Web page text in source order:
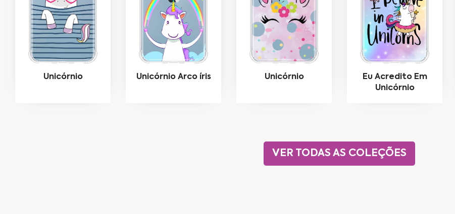
Unicórnio Unicórnio Arco íris Unicórnio
Eu Acredito Em
Unicórnio
VER TODAS AS COLEÇÕES